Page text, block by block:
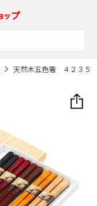
天然木五色箸 ４２３５